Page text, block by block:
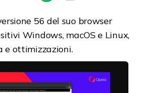
56 del suo browser
Windows, macOS e Linux,
e ottimizzazioni.